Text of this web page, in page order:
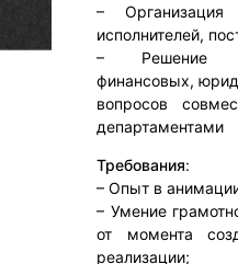
–
исполнителей,
– Решение
финансовых,
вопросов
департаментами
Требования:
– Опыт в
– Умение
от момента
реализации;